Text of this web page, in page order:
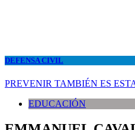
DEFENSA CIVIL
PREVENIR TAMBIÉN ES
EDUCACIÓN